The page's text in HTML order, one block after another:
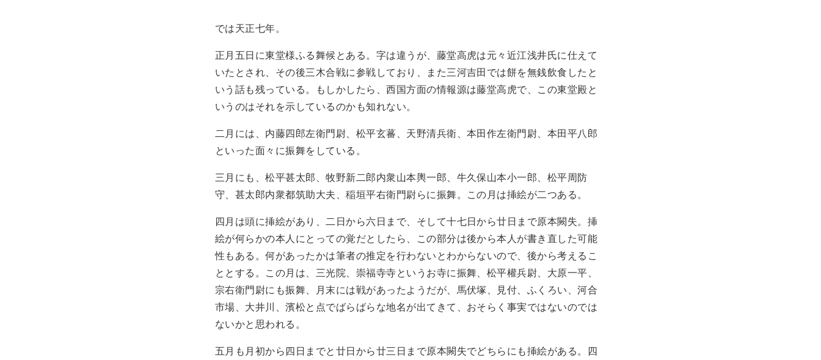
では天正七年。
正月五日に東堂様ふる舞候とある。字は違うが、藤堂高虎は元々近江浅井氏に仕えて
いたとされ、その後三木合戦に参戦しており、また三河吉田では餅を無銭飲食したと
いう話も残っている。もしかしたら、西国方面の情報源は藤堂高虎で、この東堂殿と
いうのはそれを示しているのかも知れない。
二月には、内藤四郎左衛門尉、松平玄蕃、天野清兵衛、本田作左衛門尉、本田平八郎
といった面々に振舞をしている。
三月にも、松平甚太郎、牧野新二郎内衆山本輿一郎、牛久保山本小一郎、松平周防
守、甚太郎内衆都筑助大夫、稲垣平右衛門尉らに振舞。この月は挿絵が二つある。
四月は頭に挿絵があり、二日から六日まで、そして十七日から廿日まで原本闕失。挿
絵が何らかの本人にとっての覚だとしたら、この部分は後から本人が書き直した可能
性もある。何があったかは筆者の推定を行わないとわからないので、後から考えるこ
ととする。この月は、三光院、崇福寺寺というお寺に振舞、松平權兵尉、大原一平、
宗右衛門尉にも振舞、月末には戦があったようだが、馬伏塚、見付、ふくろい、河合
市場、大井川、濱松と点でばらばらな地名が出てきて、おそらく事実ではないのでは
ないかと思われる。
五月も月初から四日までと廿日から廿三日まで原本闕失でどちらにも挿絵がある。四